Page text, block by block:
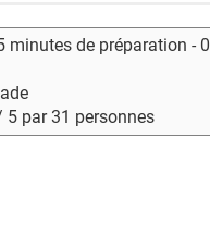
minutes de préparation -
5 par 31 personnes